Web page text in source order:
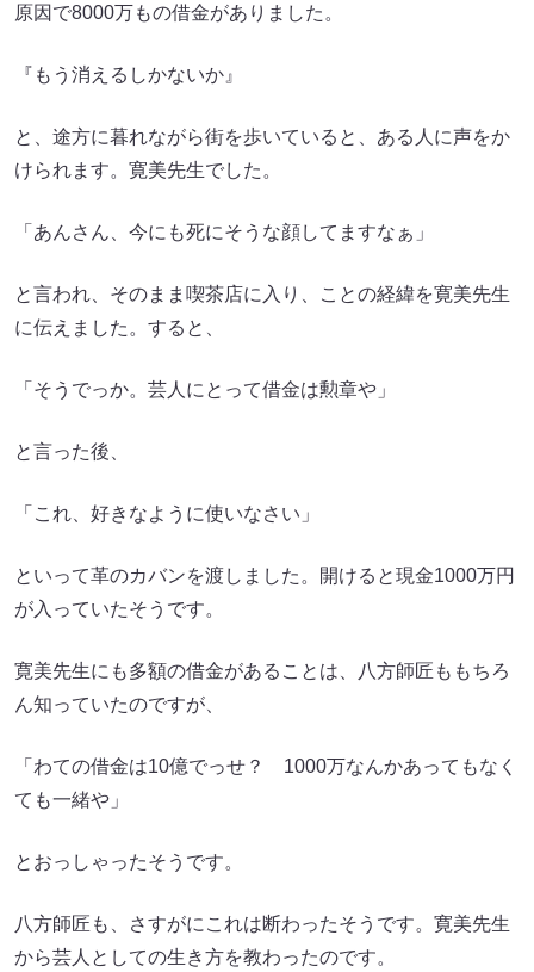
原因で8000万もの借金がありました。
『もう消えるしかないか』
と、途方に暮れながら街を歩いていると、ある人に声をか
けられます。寛美先生でした。
「あんさん、今にも死にそうな顔してますなぁ」
と言われ、そのまま喫茶店に入り、ことの経緯を寛美先生
に伝えました。すると、
「そうでっか。芸人にとって借金は勲章や」
と言った後、
「これ、好きなように使いなさい」
といって革のカバンを渡しました。開けると現金1000万円
が入っていたそうです。
寛美先生にも多額の借金があることは、八方師匠ももちろ
ん知っていたのですが、
「わての借金は10億でっせ？ 1000万なんかあってもなく
ても一緒や」
とおっしゃったそうです。
八方師匠も、さすがにこれは断わったそうです。寛美先生
から芸人としての生き方を教わったのです。